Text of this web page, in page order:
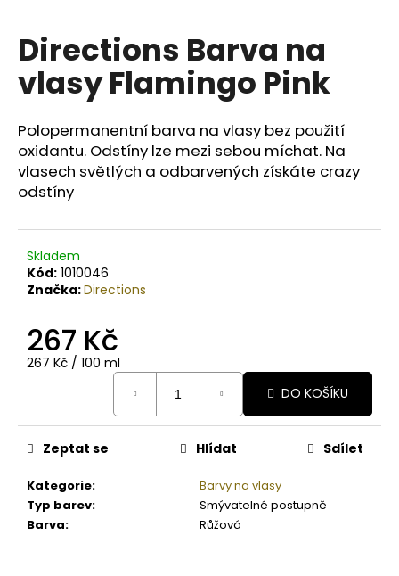
Directions Barva na
vlasy Flamingo Pink
Polopermanentní barva na vlasy bez použití
oxidantu. Odstíny lze mezi sebou míchat. Na
vlasech světlých a odbarvených získáte crazy
odstíny
Skladem
Kód: 1010046
Značka:Directions
267 Kč
Měrná
267 Kč / 100 ml
DO KOŠÍKU
Kategorie:
Barvy na vlasy
Typ barev:
Smývatelné postupně
Barva: Růžová
Zeptat se Hlídat Sdílet
p
o
r
u
u
j
e
m
BODY
BY
SIMONA
BIO
JASMINE
ORGANICKÉ
RUČNĚ
VYRÁBĚNÉ
PRO
LESK
990
Kč